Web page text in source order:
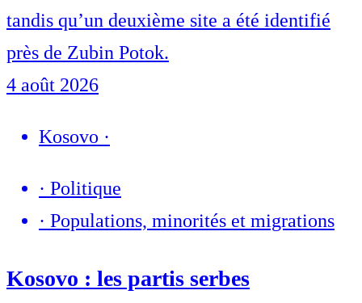
tandis qu’un deuxième site a été identifié
près de Zubin Potok.
4 août 2026
Kosovo ·
· Politique
· Populations, minorités et migrations
Kosovo : les partis serbes